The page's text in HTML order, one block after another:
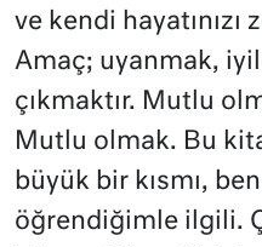
ve kendi
Amaç; uyanmak,
çıkmaktır. Mutlu
Mutlu olmak. Bu
büyük bir kısmı,
öğrendiğimle ilgili.